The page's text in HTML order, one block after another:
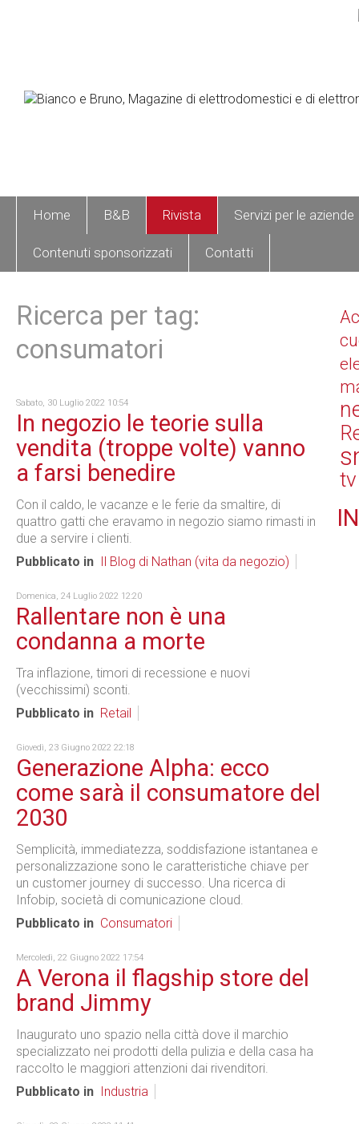
Home B&B Rivista Servizi per le aziende
Contenuti sponsorizzati Contatti
Ricerca per tag:
consumatori
Sabato, 30 Luglio 2022 10:54
In negozio le teorie sulla
vendita (troppe volte) vanno
a farsi benedire
Con il caldo, le vacanze e le ferie da smaltire, di
quattro gatti che eravamo in negozio siamo rimasti in
due a servire i clienti.
Pubblicato in
Il Blog di Nathan (vita da negozio)
Domenica, 24 Luglio 2022 12:20
Rallentare non è una
condanna a morte
Tra inflazione, timori di recessione e nuovi
(vecchissimi) sconti.
Pubblicato in Retail
Giovedì, 23 Giugno 2022 22:18
Generazione Alpha: ecco
come sarà il consumatore del
2030
Semplicità, immediatezza, soddisfazione istantanea e
personalizzazione sono le caratteristiche chiave per
un customer journey di successo. Una ricerca di
Infobip, società di comunicazione cloud.
Pubblicato in Consumatori
Mercoledì, 22 Giugno 2022 17:54
A Verona il flagship store del
brand Jimmy
Inaugurato uno spazio nella città dove il marchio
specializzato nei prodotti della pulizia e della casa ha
raccolto le maggiori attenzioni dai rivenditori.
Pubblicato in
Industria
tv
IN